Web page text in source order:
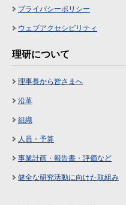
プライバシーポリシー
ウェブアクセシビリティ
理研について
理事長から皆さまへ
沿革
組織
人員・予算
事業計画・報告書・評価など
健全な研究活動に向けた取組み